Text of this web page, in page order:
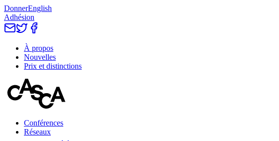
DonnerEnglish
Adhésion
À propos
Nouvelles
Prix et distinctions
Conférences
Réseaux